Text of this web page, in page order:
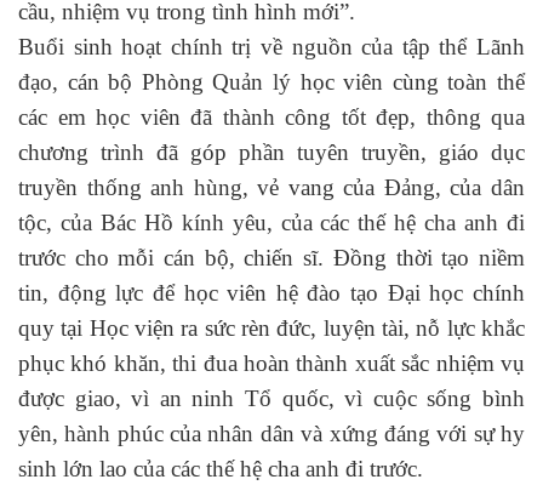
cầu, nhiệm vụ trong tình hình mới”.
Buổi sinh hoạt chính trị về nguồn của tập thể Lãnh
đạo, cán bộ Phòng Quản lý học viên cùng toàn thể
các em học viên đã thành công tốt đẹp, thông qua
chương trình đã góp phần tuyên truyền, giáo dục
truyền thống anh hùng, vẻ vang của Đảng, của dân
tộc, của Bác Hồ kính yêu, của các thế hệ cha anh đi
trước cho mỗi cán bộ, chiến sĩ. Đồng thời tạo niềm
tin, động lực để học viên hệ đào tạo Đại học chính
quy tại Học viện ra sức rèn đức, luyện tài, nỗ lực khắc
phục khó khăn, thi đua hoàn thành xuất sắc nhiệm vụ
được giao, vì an ninh Tổ quốc, vì cuộc sống bình
yên, hành phúc của nhân dân và xứng đáng với sự hy
sinh lớn lao của các thế hệ cha anh đi trước.